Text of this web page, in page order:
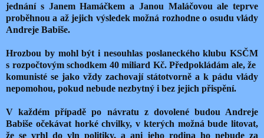
jednání s Janem Hamáčkem a Janou Maláčovou ale teprve
proběhnou a až jejich výsledek možná rozhodne o osudu vlády
Andreje Babiše.
Hrozbou by mohl být i nesouhlas poslaneckého klubu KSČM
s rozpočtovým schodkem 40 miliard Kč. Předpokládám ale, že
komunisté se jako vždy zachovají státotvorně a k pádu vlády
nepomohou, pokud nebude nezbytný i bez jejich přispění.
V každém případě po návratu z dovolené budou Andreje
Babiše očekávat horké chvilky, v kterých možná bude litovat,
že se vrhl do vln politiky, a ani jeho rodina ho nebude za